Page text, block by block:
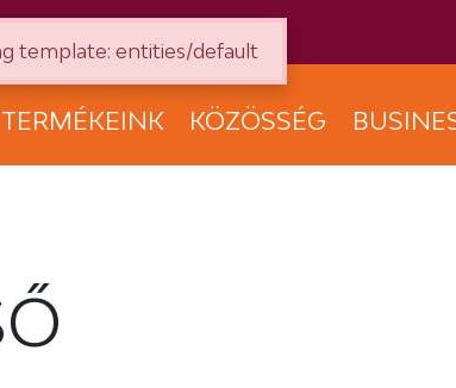
TERMÉKEINK KÖZÖSSÉG
template: entities/default